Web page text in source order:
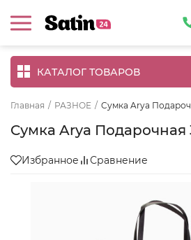
КАТАЛОГ ТОВАРОВ
Главная / РАЗНОЕ / Cумка Arya
Cумка Arya Подарочная
Избранное Сравнение